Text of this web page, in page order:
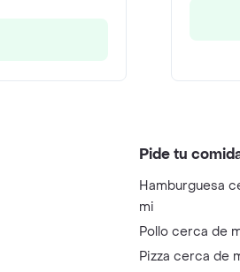
Pide tu
Hamburguesa
mi
Pollo cerca de
Pizza cerca de